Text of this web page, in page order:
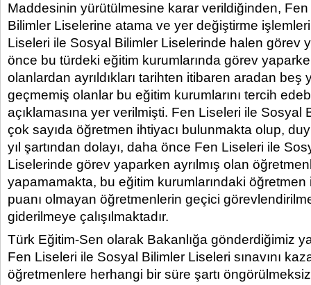
Maddesinin yürütülmesine karar verildiğinden,
Bilimler Liselerine atama ve yer değiştirme
Liseleri ile Sosyal Bilimler Liselerinde halen görev
önce bu türdeki eğitim kurumlarında görev
olanlardan ayrıldıkları tarihten itibaren aradan beş
geçmemiş olanlar bu eğitim kurumlarını tercih
açıklamasına yer verilmişti. Fen Liseleri ile Sosyal
çok sayıda öğretmen ihtiyacı bulunmakta olup,
yıl şartından dolayı, daha önce Fen Liseleri ile
Liselerinde görev yaparken ayrılmış olan
yapamamakta, bu eğitim kurumlarındaki öğretmen
puanı olmayan öğretmenlerin geçici
giderilmeye çalışılmaktadır.
Türk Eğitim-Sen olarak Bakanlığa gönderdiğimiz
Fen Liseleri ile Sosyal Bilimler Liseleri sınavını
öğretmenlere herhangi bir süre şartı